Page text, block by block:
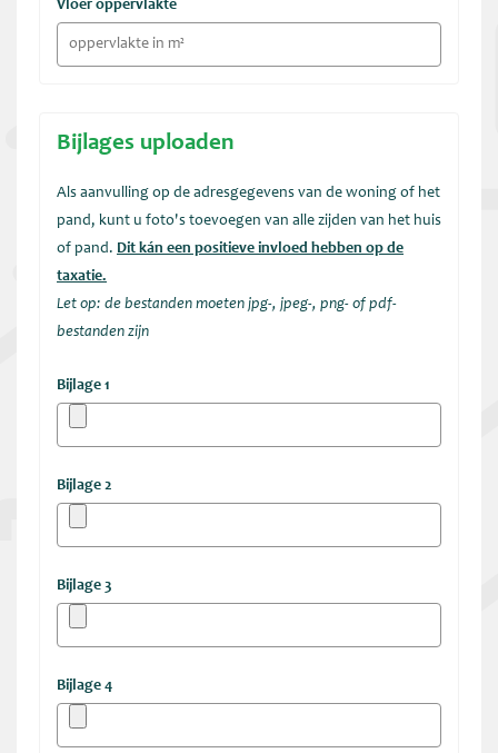
Vloer oppervlakte
Bijlages uploaden
Als aanvulling op de adresgegevens van de woning of het
pand, kunt u foto's toevoegen van alle zijden van het huis
of pand. Dit kán een positieve invloed hebben op de
taxatie.
Let op: de bestanden moeten jpg-, jpeg-, png- of pdf-
bestanden zijn
Bijlage 1
Bijlage 2
Bijlage 3
Bijlage 4